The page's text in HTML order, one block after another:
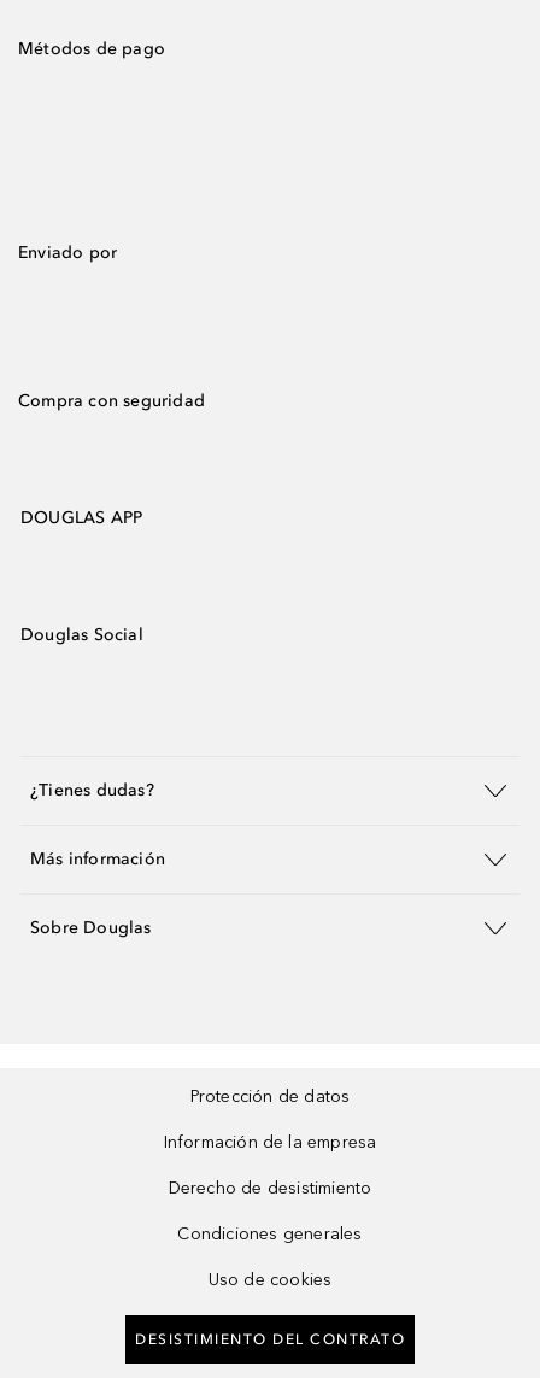
Métodos de pago
Enviado por
Compra con seguridad
DOUGLAS APP
Douglas Social
¿Tienes dudas?
Más información
Sobre Douglas
Protección de datos
Información de la empresa
Derecho de desistimiento
Condiciones generales
Uso de cookies
DESISTIMIENTO DEL CONTRATO